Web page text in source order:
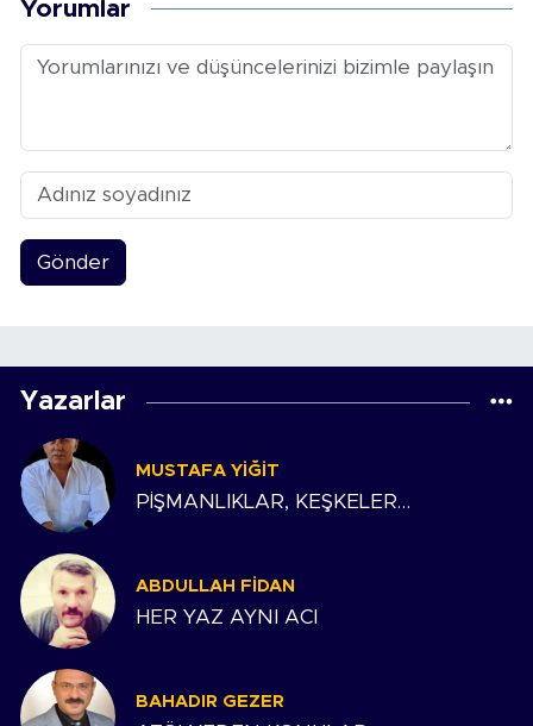
Yorumlar
Gönder
Yazarlar
MUSTAFA YIĞIT
PİŞMANLIKLAR, KEŞKELER…
ABDULLAH FIDAN
HER YAZ AYNI ACI
BAHADIR GEZER